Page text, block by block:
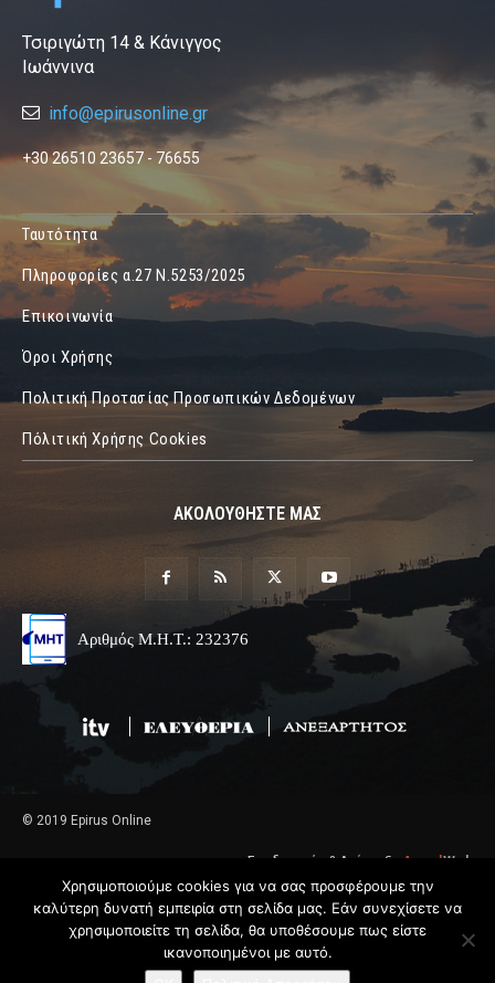
Τσιριγώτη 14 & Κάνιγγος
Ιωάννινα
info@epirusonline.gr
+30 26510 23657 - 76655
Ταυτότητα
Πληροφορίες α.27 Ν.5253/2025
Επικοινωνία
Όροι Χρήσης
Πολιτική Προτασίας Προσωπικών Δεδομένων
Πόλιτική Χρήσης Cookies
ΑΚΟΛΟΥΘΗΣΤΕ ΜΑΣ
Αριθμός Μ.Η.Τ.: 232376
© 2019 Epirus Online
Σχεδιασμός & Ανάπτυξη AngelWeb
Χρησιμοποιούμε cookies για να σας προσφέρουμε την
καλύτερη δυνατή εμπειρία στη σελίδα μας. Εάν συνεχίσετε να
χρησιμοποιείτε τη σελίδα, θα υποθέσουμε πως είστε
ικανοποιημένοι με αυτό.